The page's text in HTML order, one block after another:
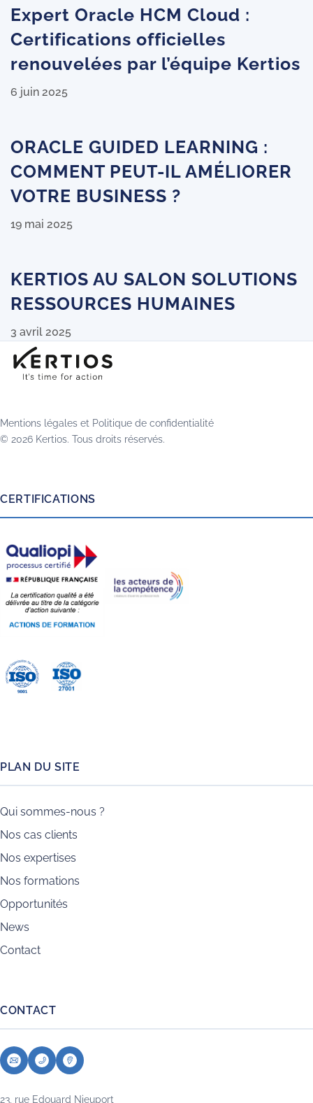
Expert Oracle HCM Cloud :
Certifications officielles
renouvelées par l’équipe Kertios
6 juin 2025
ORACLE GUIDED LEARNING :
COMMENT PEUT-IL AMÉLIORER
VOTRE BUSINESS ?
19 mai 2025
KERTIOS AU SALON SOLUTIONS
RESSOURCES HUMAINES
3 avril 2025
Mentions légales et Politique de confidentialité
© 2026 Kertios. Tous droits réservés.
CERTIFICATIONS
PLAN DU SITE
Qui sommes-nous ?
Nos cas clients
Nos expertises
Nos formations
Opportunités
News
Contact
CONTACT
23, rue Edouard Nieuport